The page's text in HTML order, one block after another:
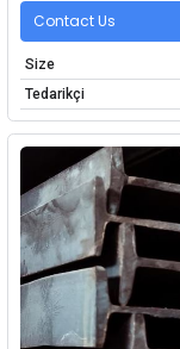
Contact Us
Size
Tedarikçi